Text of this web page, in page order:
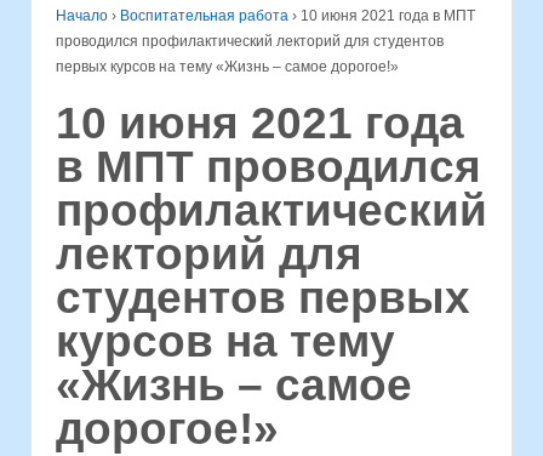
Начало › Воспитательная работа › 10 июня 2021 года в МПТ
проводился профилактический лекторий для студентов
первых курсов на тему «Жизнь – самое дорогое!»
10 июня 2021 года
в МПТ проводился
профилактический
лекторий для
студентов первых
курсов на тему
«Жизнь – самое
дорогое!»